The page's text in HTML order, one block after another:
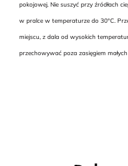
pokojowej. Nie suszyć przy źródłach
w pralce w temperaturze do 30°C.
miejscu, z dala od wysokich
przechowywać poza zasięgiem